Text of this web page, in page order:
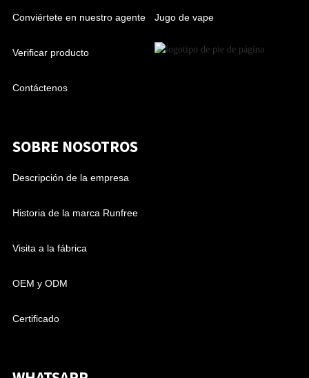
Conviértete en nuestro agente
Verificar producto
Contáctenos
Jugo de vape
SOBRE NOSOTROS
Descripción de la empresa
Historia de la marca Runfree
Visita a la fábrica
OEM y ODM
Certificado